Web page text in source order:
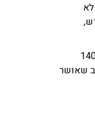
לתוספת תקציבית משמעותית אמר בליאק כי "תקציב הביטחון שאושר הוא יותר מ-140
שאושר